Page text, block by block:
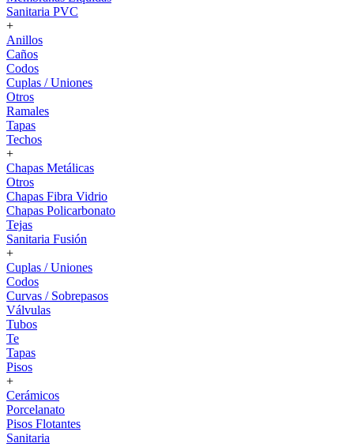
Sanitaria PVC
+
Anillos
Caños
Codos
Cuplas / Uniones
Otros
Ramales
Tapas
Techos
+
Chapas Metálicas
Otros
Chapas Fibra Vidrio
Chapas Policarbonato
Tejas
Sanitaria Fusión
+
Cuplas / Uniones
Codos
Curvas / Sobrepasos
Válvulas
Tubos
Te
Tapas
Pisos
+
Cerámicos
Porcelanato
Pisos Flotantes
Sanitaria